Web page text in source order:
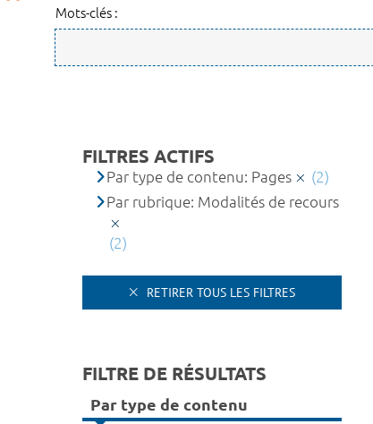
Mots-clés :
FILTRES ACTIFS
Par type de contenu: Pages
(2)
Par rubrique: Modalités de recours
(2)
RETIRER TOUS LES FILTRES
FILTRE DE RÉSULTATS
Par type de contenu